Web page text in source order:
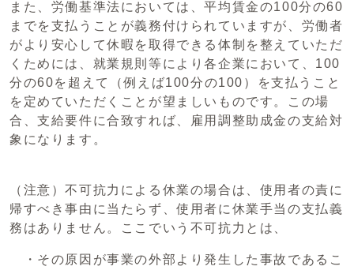
また、労働基準法においては、平均賃金の100分の60
までを支払うことが義務付けられていますが、労働者
がより安心して休暇を取得できる体制を整えていただ
くためには、就業規則等により各企業において、100
分の60を超えて（例えば100分の100）を支払うこと
を定めていただくことが望ましいものです。この場
合、支給要件に合致すれば、雇用調整助成金の支給対
象になります。
（注意）不可抗力による休業の場合は、使用者の責に
帰すべき事由に当たらず、使用者に休業手当の支払義
務はありません。ここでいう不可抗力とは、
・その原因が事業の外部より発生した事故であるこ